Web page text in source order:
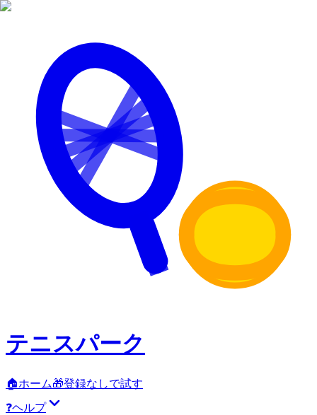
テニスパーク
🏠ホーム🎁登録なしで試す
❓ヘルプ